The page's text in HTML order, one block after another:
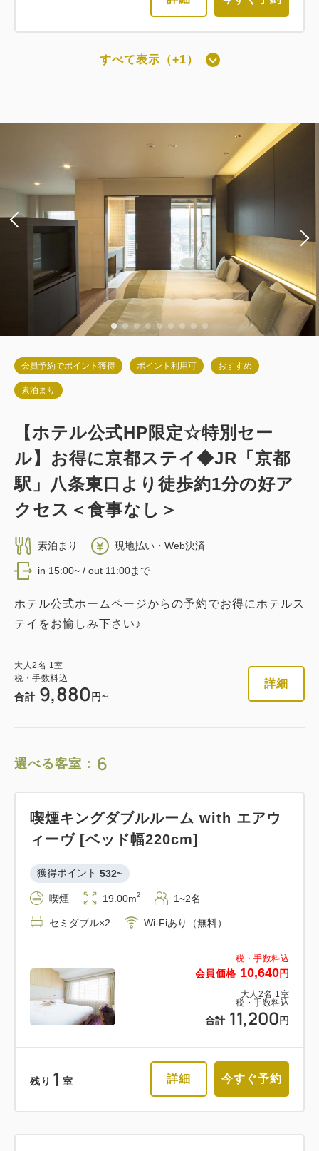
税・手数料込
会員価格
大人
税・手数料込
合計 18,600円
セミダブル×2 Wi-Fiあり（無料）
詳細 今すぐ予約
すべて表示（+1）
会員予約でポイント獲得 ポイント利用可 おすすめ
素泊まり
【ホテル公式HP限定☆特別セー
ル】お得に京都ステイ◆JR「京都
駅」八条東口より徒歩約1分の好ア
クセス＜食事なし＞
素泊まり 現地払い・Web決済
in 15:00~ / out 11:00まで
ホテル公式ホームページからの予約でお得にホテルス
テイをお愉しみ下さい♪
大人 2名 1 室
税・手数料込
合計 9,880 円~
詳細
選べる客室： 6
税・手数料込
会員価格 10,640円
大人 2名 1 室
税・手数料込
合計 11,200 円
喫煙キングダブルルーム with エアウ
ィーヴ [ベッド幅220cm]
獲得ポイント 532~
喫煙 19.00m2 1~2名
セミダブル×2 Wi-Fiあり（無料）
残り 1 室 詳細 今すぐ予約